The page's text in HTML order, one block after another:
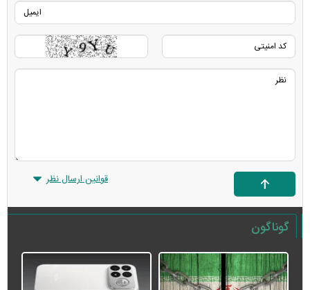
قوانین ارسال نظر
گوناگون